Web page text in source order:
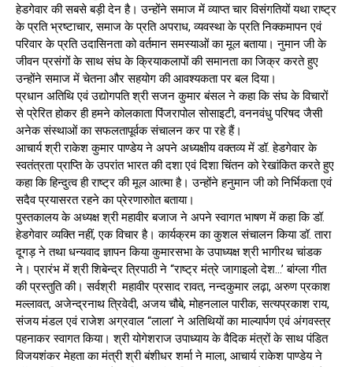
हेडगेवार की सबसे बड़ी देन है। उन्होंने समाज में व्याप्त चार विसंगतियों यथा राष्ट्र
के प्रति भ्रष्टाचार, समाज के प्रति अपराध, व्यवस्था के प्रति निक्कमापन एवं
परिवार के प्रति उदासिनता को वर्तमान समस्याओं का मूल बताया। नुमान जी के
जीवन प्रसंगों के साथ संघ के क्रियाकलापों की समानता का जिक्र करते हुए
उन्होंने समाज में चेतना और सहयोग की आवश्यकता पर बल दिया।
प्रधान अतिथि एवं उद्योगपति श्री सजन कुमार बंसल ने कहा कि संघ के विचारों
से प्रेरित होकर ही हमने कोलकाता पिंजरापोल सोसाइटी, वननवंधु परिषद जैसी
अनेक संस्थाओं का सफलतापूर्वक संचालन कर पा रहे हैं।
आचार्य श्री राकेश कुमार पाण्डेय ने अपने अध्यक्षीय वक्तव्य में डॉ. हेडगेवार के
स्वतंत्रता प्राप्ति के उपरांत भारत की दशा एवं दिशा चिंतन को रेखांकित करते हुए
कहा कि हिन्दुत्व ही राष्ट्र की मूल आत्मा है। उन्होंने हनुमान जी को निर्भिकता एवं
सदैव प्रयासरत रहने का प्रेरणारुाोत बताया।
पुस्तकालय के अध्यक्ष श्री महावीर बजाज ने अपने स्वागत भाषण में कहा कि डॉ.
हेडगेवार व्यक्ति नहीं, एक विचार है। कार्यक्रम का कुशल संचालन किया डॉ. तारा
दूगड़ ने तथा धन्यवाद ज्ञापन किया कुमारसभा के उपाध्यक्ष श्री भागीरथ चांडक
ने। प्रारंभ में श्री शिबेन्द्र त्रिपाठी ने “राष्ट्र मंत्रे जागाइलो देश…’ बांग्ला गीत
की प्रस्तुति की। सर्वश्री महावीर प्रसाद रावत, नन्दकुमार लढ़ा, अरुण प्रकाश
मल्लावत, अजेन्द्रनाथ त्रिवेदी, अजय चौबे, मोहनलाल पारीक, सत्यप्रकाश राय,
संजय मंडल एवं राजेश अग्रवाल “लाला’ ने अतिथियों का माल्यार्पण एवं अंगवस्त्र
पहनाकर स्वागत किया। श्री योगेशराज उपाध्याय के वैदिक मंत्रों के साथ पंडित
विजयशंकर मेहता का मंत्री श्री बंशीधर शर्मा ने माला, आचार्य राकेश पाण्डेय ने